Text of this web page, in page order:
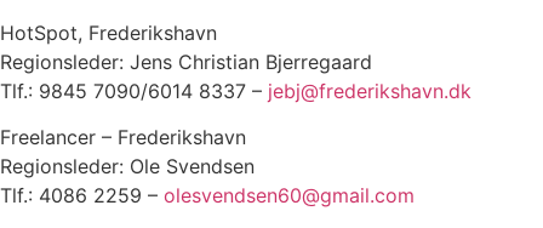
HotSpot, Frederikshavn
Regionsleder: Jens Christian Bjerregaard
Tlf.: 9845 7090/6014 8337 – jebj@frederikshavn.dk
Freelancer – Frederikshavn
Regionsleder: Ole Svendsen
Tlf.: 4086 2259 – olesvendsen60@gmail.com